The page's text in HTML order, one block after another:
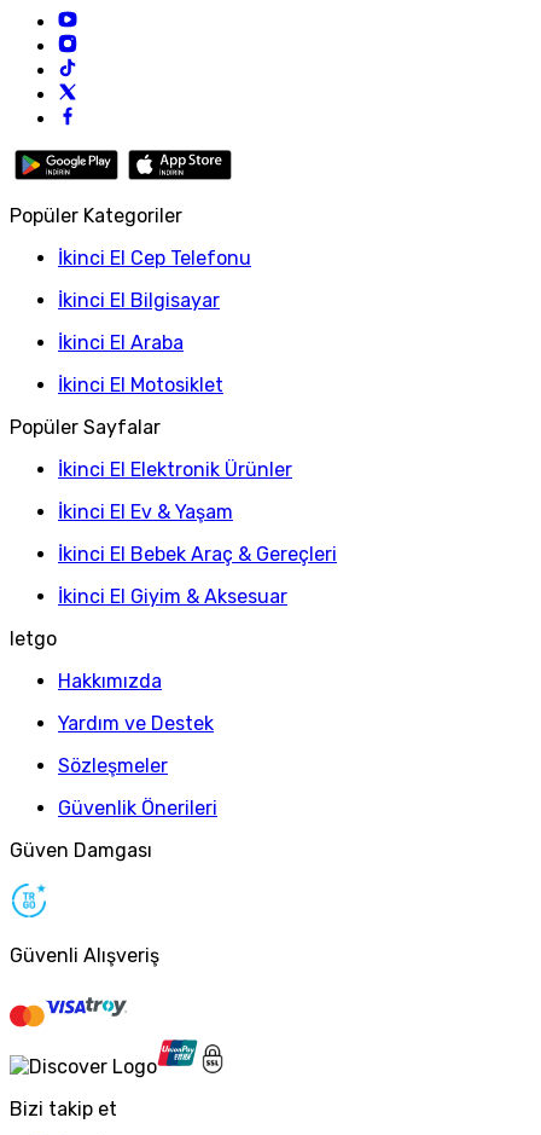
Popüler Kategoriler
İkinci El Cep Telefonu
İkinci El Bilgisayar
İkinci El Araba
İkinci El Motosiklet
Popüler Sayfalar
İkinci El Elektronik Ürünler
İkinci El Ev & Yaşam
İkinci El Bebek Araç & Gereçleri
İkinci El Giyim & Aksesuar
letgo
Hakkımızda
Yardım ve Destek
Sözleşmeler
Güvenlik Önerileri
Güven Damgası
Güvenli Alışveriş
Bizi takip et